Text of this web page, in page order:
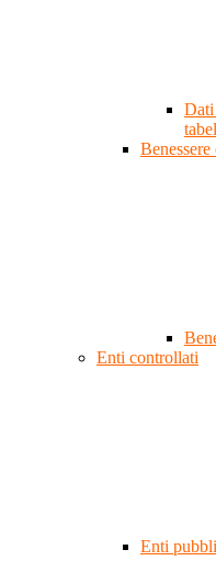
Dati
Enti controllati
Enti